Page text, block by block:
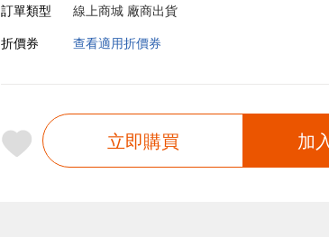
訂單類型
線上商城 廠商出貨
折價券
查看適用折價券
立即購買 加